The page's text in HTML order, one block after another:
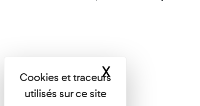
XMasquer le